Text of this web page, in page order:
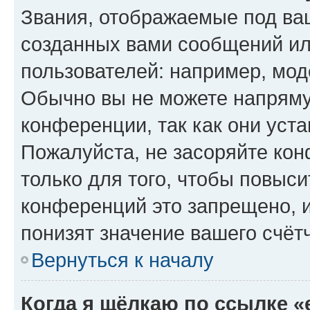
Звания, отображаемые под
созданных вами сообщений
пользователей: например,
Обычно вы не можете
конференции, так как они
Пожалуйста, не засоряйте
только для того, чтобы
конференций это запрещено,
понизят значение вашего
Вернуться к началу
Когда я щёлкаю по ссылке